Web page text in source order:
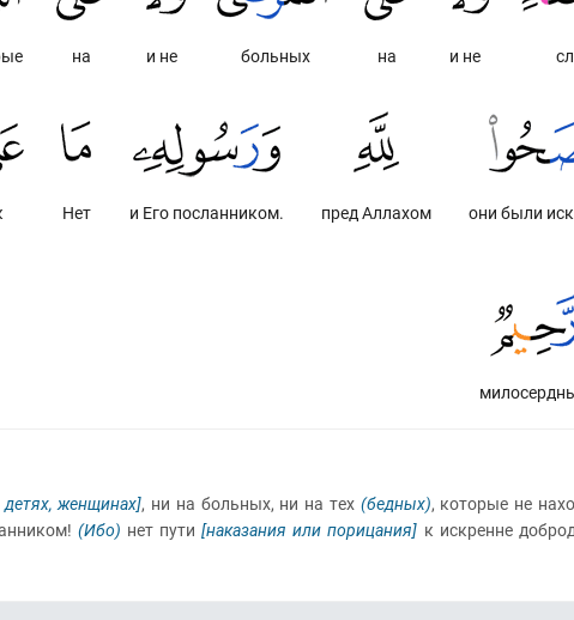
и не
на
больных
и не
на
они были
пред Аллахом
и Его посланником.
Нет
детях, женщинах], ни на больных, ни на тех (бедных), которые не
(Ибо) нет пути[наказания или порицания] к искренне